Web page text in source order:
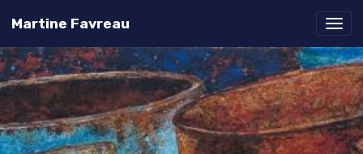
Martine Favreau